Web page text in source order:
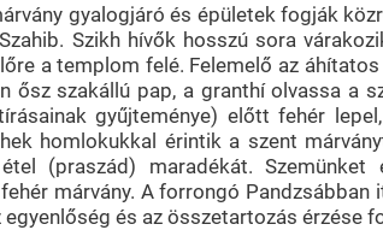
gyalogjáró és épületek fogják
Szikh hívők hosszú sora
a templom felé. Felemelő az
ősz szakállú pap, a granthí olvassa a
gyűjteménye) előtt fehér
homlokukkal érintik a szent
(praszád) maradékát.
márvány. A forrongó Pandzsábban
és az összetartozás érzése